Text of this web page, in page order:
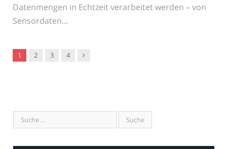
Datenmengen in Echtzeit verarbeitet werden – von
Sensordaten…
1 2 3 4 Nachfolger